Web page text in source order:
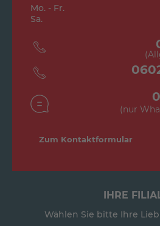
Mo. - Fr.
Sa.
(nur
Zum Kontaktformular
IHRE
Wählen Sie bitte Ihre